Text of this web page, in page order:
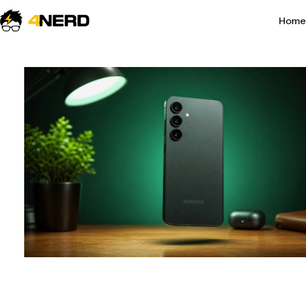
Home
Não sabe por onde começar?
Explore os reviews testados e os guias
de tecnologia mais lidos do 4nerd.